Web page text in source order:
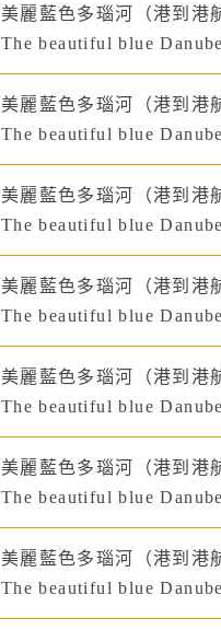
美麗藍色多瑙河（港到港
The beautiful blue
美麗藍色多瑙河（港到港
The beautiful blue
美麗藍色多瑙河（港到港
The beautiful blue
美麗藍色多瑙河（港到港
The beautiful blue
美麗藍色多瑙河（港到港
The beautiful blue
美麗藍色多瑙河（港到港
The beautiful blue
美麗藍色多瑙河（港到港
The beautiful blue